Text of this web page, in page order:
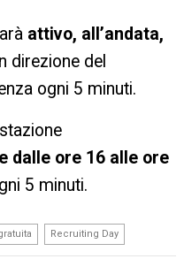
attivo, all’andata,
direzione del
ogni 5 minuti.
dalle ore 16 alle ore
5 minuti.
Recruiting Day